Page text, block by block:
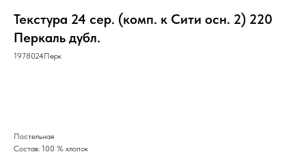
Текстура 24 сер. (комп. к Сити осн. 2) 220
Перкаль дубл.
1978024Перк
Постельная
Состав: 100 % хлопок